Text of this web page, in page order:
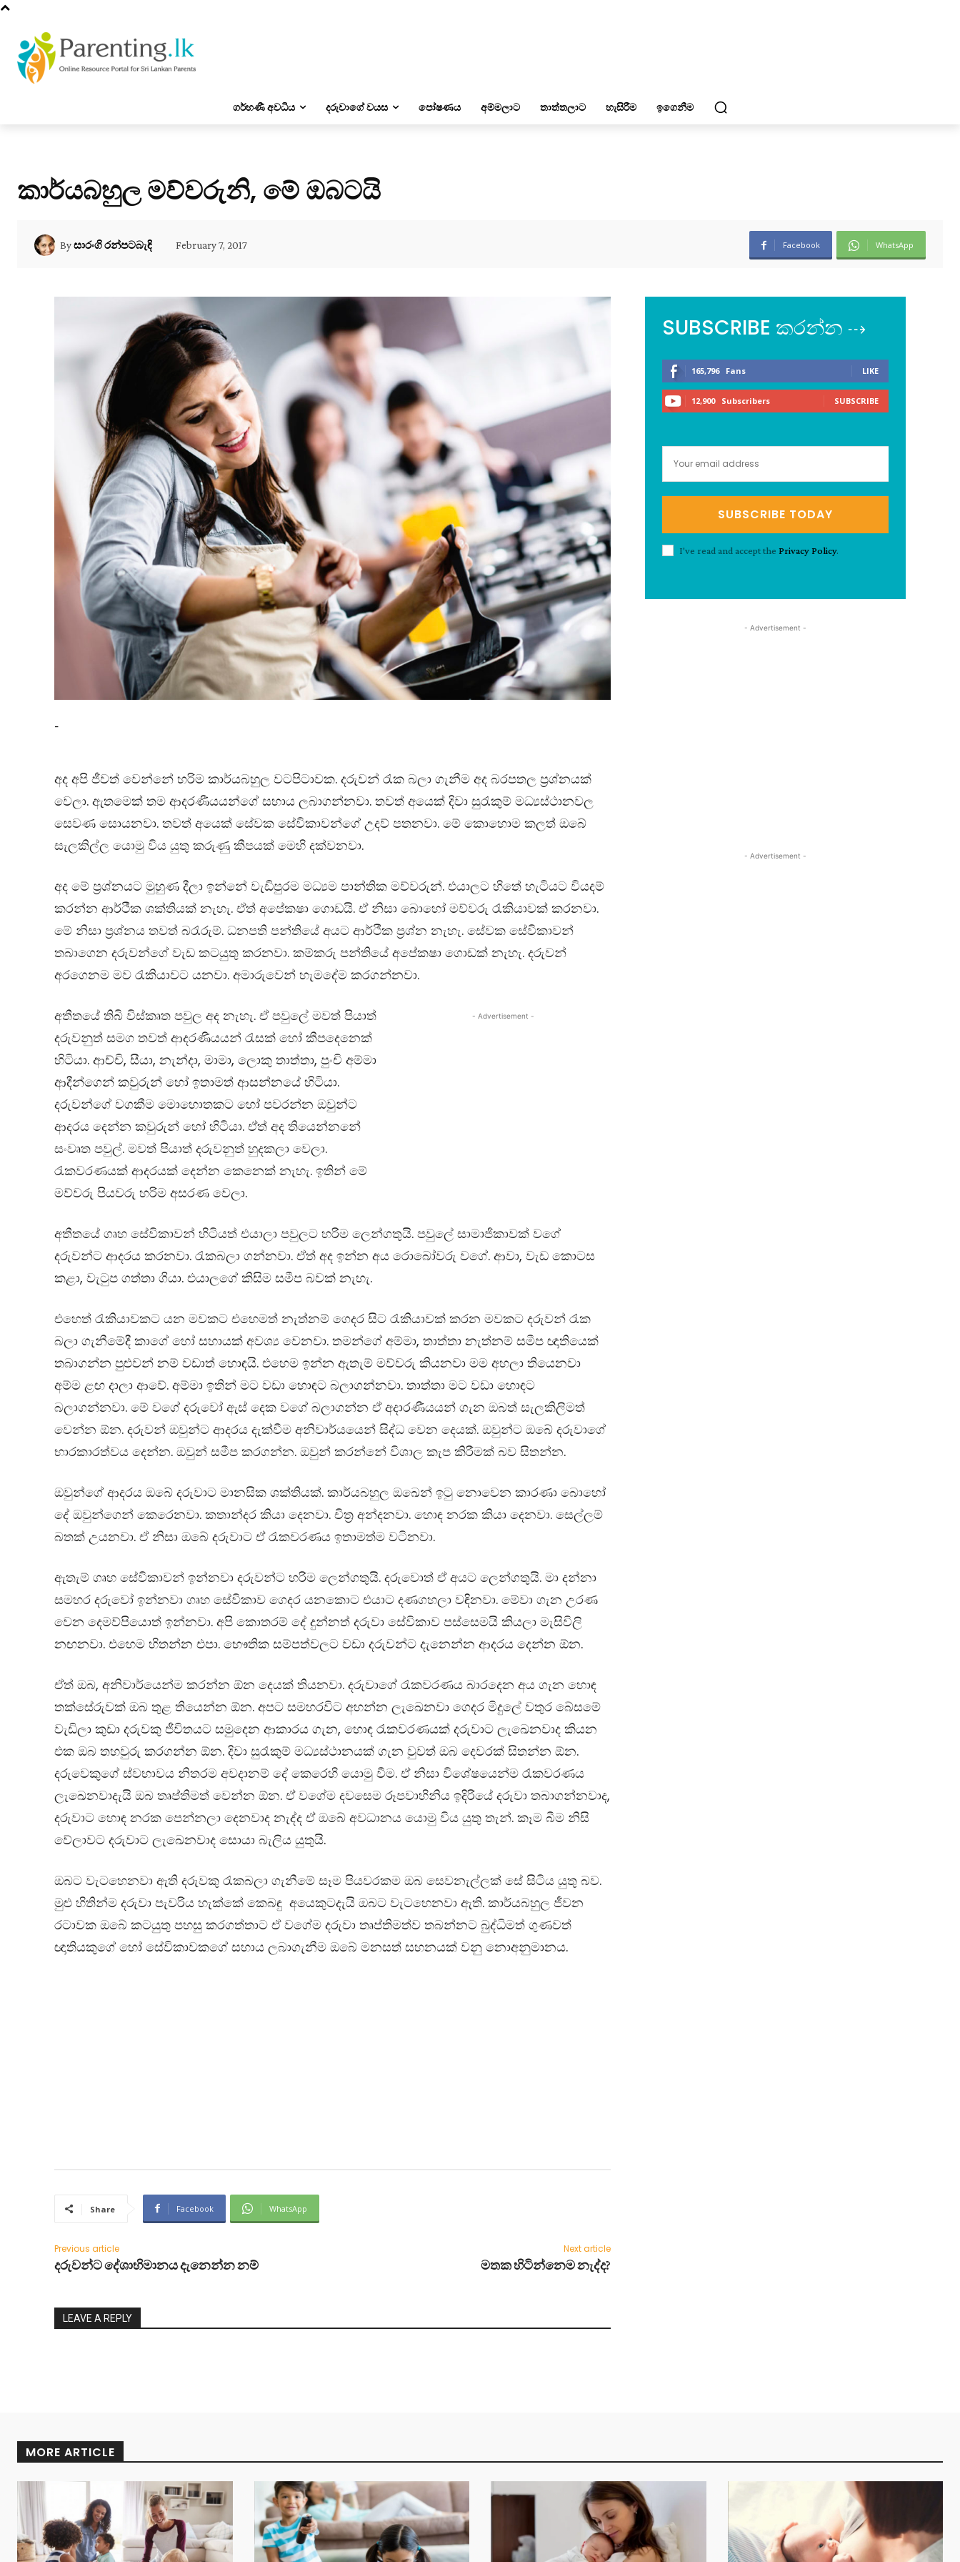
ගර්භණී අවධිය දරුවාගේ වයස පෝෂණය අම්මලාට තාත්තලාට හැසිරීම ඉගෙනීම
කාර්යබහුල මව්වරුනි, මේ ඔබටයි
Byසාරංගි රන්පටබැඳි February 7, 2017 Facebook WhatsApp
-
අද අපි ජීවත් වෙන්නේ හරිම කාර්යබහුල වටපිටාවක. දරුවන් රැක බලා ගැනීම අද බරපතල ප්‍රශ්නයක්
වෙලා. ඇතමෙක් තම ආදරණීයයන්ගේ සහාය ලබාගන්නවා. තවත් අයෙක් දිවා සුරැකුම් මධ්‍යස්ථානවල
සෙවණ සොයනවා. තවත් අයෙක් සේවක සේවිකාවන්ගේ උදව් පතනවා. මේ කොහොම කලත් ඔබේ
සැලකිල්ල යොමු විය යුතු කරුණු කීපයක් මෙහි දක්වනවා.
අද මේ ප්‍රශ්නයට මුහුණ දීලා ඉන්නේ වැඩිපුරම මධ්‍යම පාන්තික මව්වරුන්. එයාලට හිතේ හැටියට වියදම්
කරන්න ආර්ථීක ශක්තියක් නැහැ. ඒත් අපේක‍ෂා ගොඩයි. ඒ නිසා බොහෝ මව්වරු රැකියාවක් කරනවා.
මේ නිසා ප්‍රශ්නය තවත් බරැරුම්. ධනපති පන්තියේ අයට ආර්ථීක ප්‍රශ්න නැහැ. සේවක සේවිකාවන්
තබාගෙන දරුවන්ගේ වැඩ කටයුතු කරනවා. කම්කරු පන්තියේ අපේක‍ෂා ගොඩක් නැහැ. දරුවන්
අරගෙනම මව රැකියාවට යනවා. අමාරුවෙන් හැමදේම කරගන්නවා.
- Advertisement -
අතීතයේ තිබි විස්කෘත පවුල අද නැහැ. ඒ පවුලේ මවත් පියාත්
දරුවනුත් සමග තවත් ආදරණීයයන් රැසක් හෝ කීපදෙනෙක්
හිටියා. ආච්චි, සීයා, නැන්දා, මාමා, ලොකු තාත්තා, පුංචි අම්මා
ආදීන්ගෙන් කවුරුන් හෝ ඉතාමත් ආසන්නයේ හිටියා.
දරුවන්ගේ වගකීම මොහොතකට හෝ පවරන්න ඔවුන්ට
ආදරය දෙන්න කවුරුන් හෝ හිටියා. ඒත් අද තියෙන්නනේ
සංවෘත පවුල්. මවත් පියාත් දරුවනුත් හුදකලා වෙලා.
රැකවරණයක් ආදරයක් දෙන්න කෙනෙක් නැහැ. ඉතින් මේ
මව්වරු පියවරු හරිම අසරණ වෙලා.
අතීතයේ ගෘහ සේවිකාවන් හිටියත් එයාලා පවුලට හරිම ලෙන්ගතුයි. පවුලේ සාමාජිකාවක් වගේ
දරුවන්ට ආදරය කරනවා. රැකබලා ගන්නවා. ඒත් අද ඉන්න අය රොබෝවරු වගේ. ආවා, වැඩ කොටස
කළා, වැටුප ගත්තා ගියා. එයාලගේ කිසිම සමීප බවක් නැහැ.
එහෙත් රැකියාවකට යන මවකට එහෙමත් නැත්නම් ගෙදර සිට රැකියාවක් කරන මවකට දරුවන් රැක
බලා ගැනීමේදී කාගේ හෝ සහායක් අවශ්‍ය වෙනවා. තමන්ගේ අම්මා, තාත්තා නැත්නම් සමීප ඥාතියෙක්
තබාගන්න පුළුවන් නම් වඩාත් හොඳයි. එහෙම ඉන්න ඇතැම් මව්වරු කියනවා මම අහලා තියෙනවා
අම්ම ළඟ දාලා ආවේ. අම්මා ඉතින් මට වඩා හොඳට බලාගන්නවා. තාත්තා මට වඩා හොඳට
බලාගන්නවා. මේ වගේ දරුවෝ ඇස් දෙක වගේ බලාගන්න ඒ අදාරණීයයන් ගැන ඔබත් සැලකිලිමත්
වෙන්න ඕන. දරුවන් ඔවුන්ට ආදරය දැක්වීම අනිවාර්යයෙන් සිද්ධ වෙන දෙයක්. ඔවුන්ට ඔබේ දරුවාගේ
භාරකාරත්වය දෙන්න. ඔවුන් සමීප කරගන්න. ඔවුන් කරන්නේ විශාල කැප කිරීමක් බව සිතන්න.
ඔවුන්ගේ ආදරය ඔබේ දරුවාට මානසික ශක්තියක්. කාර්යබහුල ඔඛෙන් ඉටු නොවෙන කාරණා බොහෝ
දේ ඔවුන්ගෙන් කෙරෙනවා. කතාන්දර කියා දෙනවා. චිත්‍ර අන්දනවා. හොඳ නරක කියා දෙනවා. සෙල්ලම්
බතක් උයනවා. ඒ නිසා ඔබේ දරුවාට ඒ රැකවරණය ඉතාමත්ම වටිනවා.
ඇතැම් ගෘහ සේවිකාවන් ඉන්නවා දරුවන්ට හරිම ලෙන්ගතුයි. දරුවොත් ඒ අයට ලෙන්ගතුයි. මා දන්නා
සමහර දරුවෝ ඉන්නවා ගෘහ සේවිකාව ගෙදර යනකොට එයාට දණගහලා වඳිනවා. මේවා ගැන උරණ
වෙන දෙමව්පියොත් ඉන්නවා. අපි කොතරම් දේ දුන්නත් දරුවා සේවිකාව පස්සෙමයි කියලා මැසිවිලි
නඟනවා. එහෙම හිතන්න එපා. භෞතික සම්පත්වලට වඩා දරුවන්ට දැනෙන්න ආදරය දෙන්න ඕන.
ඒත් ඔබ, අනිවාර්යෙන්ම කරන්න ඕන දෙයක් තියනවා. දරුවාගේ රැකවරණය බාරදෙන අය ගැන හොඳ
තක්සේරුවක් ඔබ තුළ තියෙන්න ඕන. අපට සමහරවිට අහන්න ලැඛෙනවා ගෙදර මිදුලේ වතුර බේසමේ
වැඩිලා කුඩා දරුවකු ජීවිතයට සමුදෙන ආකාරය ගැන, හොඳ රැකවරණයක් දරුවාට ලැඛෙනවාද කියන
එක ඔබ තහවුරු කරගන්න ඕන. දිවා සුරැකුම් මධ්‍යස්ථානයක් ගැන වුවත් ඔබ දෙවරක් සිතන්න ඕන.
දරුවෙකුගේ ස්වභාවය නිතරම අවදානම් දේ කෙරෙහි යොමු වීම. ඒ නිසා විශේෂයෙන්ම රැකවරණය
ලැඛෙනවාදැයි ඔබ තෘප්තිමත් වෙන්න ඕන. ඒ වගේම දවසෙම රූපවාහිනිය ඉදිරියේ දරුවා තබාගන්නවාද,
දරුවාට හොඳ නරක පෙන්නලා දෙනවාද නැද්ද ඒ ඔබේ අවධානය යොමු විය යුතු තැන්. කෑම බීම නිසි
වේලාවට දරුවාට ලැඛෙනවාද සොයා බැලිය යුතුයි.
ඔබට වැටහෙනවා ඇති දරුවකු රැකබලා ගැනීමේ සෑම පියවරකම ඔබ සෙවනැල්ලක් සේ සිටිය යුතු බව.
මුළු හිතින්ම දරුවා පැවරිය හැක්කේ කෙබඳු අයෙකුටදැයි ඔබට වැටහෙනවා ඇති. කාර්යබහුල ජීවන
රටාවක ඔබේ කටයුතු පහසු කරගත්තාට ඒ වගේම දරුවා තෘප්තිමත්ව තබන්නට බුද්ධිමත් ගුණවත්
ඥාතියකුගේ හෝ සේවිකාවකගේ සහාය ලබාගැනීම ඔබේ මනසත් සහනයක් වනු නොඅනුමානය.
Share Facebook WhatsApp
Previous article
දරුවන්ට දේශාභිමානය දැනෙන්න නම්
Next article
මතක හිටින්නෙම නැද්ද?
LEAVE A REPLY
SUBSCRIBE කරන්න ⇢
165,796 Fans LIKE
12,900 Subscribers SUBSCRIBE
SUBSCRIBE TODAY
I've read and accept the Privacy Policy.
- Advertisement -
- Advertisement -
MORE ARTICLE